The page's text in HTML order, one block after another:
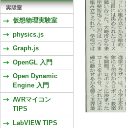
仮想物理実験室
physics.js
Graph.js
OpenGL 入門
Open Dynamic
Engine 入門
AVRマイコン
TIPS
LabVIEW TIPS